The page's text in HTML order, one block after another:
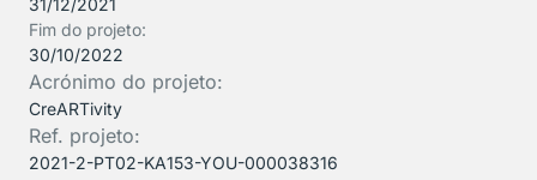
Acrónimo do projeto:
CreARTivity
Ref. projeto:
2021-2-PT02-KA153-YOU-000038316
31/12/2021
Fim do projeto:
30/10/2022